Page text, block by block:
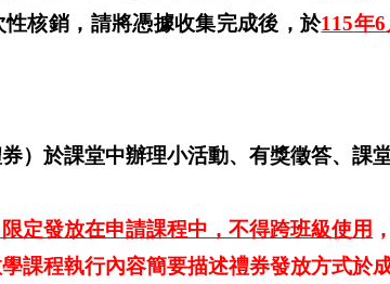
核銷，請將憑據收集完成後，於115年6
）於課堂中辦理小活動、有獎徵答、課
定發放在申請課程中，不得跨班級使用 ，
課程執行內容簡要描述禮券發放方式於